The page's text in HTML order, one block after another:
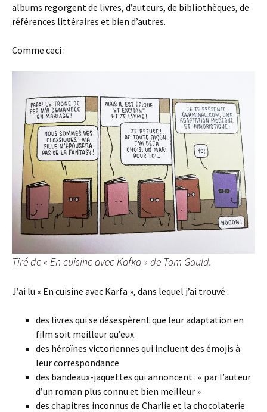
albums regorgent de livres, d’auteurs, de bibliothèques, de
références littéraires et bien d’autres.
Comme ceci :
Tiré de « En cuisine avec Kafka » de Tom Gauld.
J’ai lu « En cuisine avec Karfa », dans lequel j’ai trouvé :
des livres qui se désespèrent que leur adaptation en
film soit meilleur qu’eux
des héroïnes victoriennes qui incluent des émojis à
leur correspondance
des bandeaux-jaquettes qui annoncent : « par l’auteur
d’un roman plus connu et bien meilleur »
des chapitres inconnus de Charlie et la chocolaterie